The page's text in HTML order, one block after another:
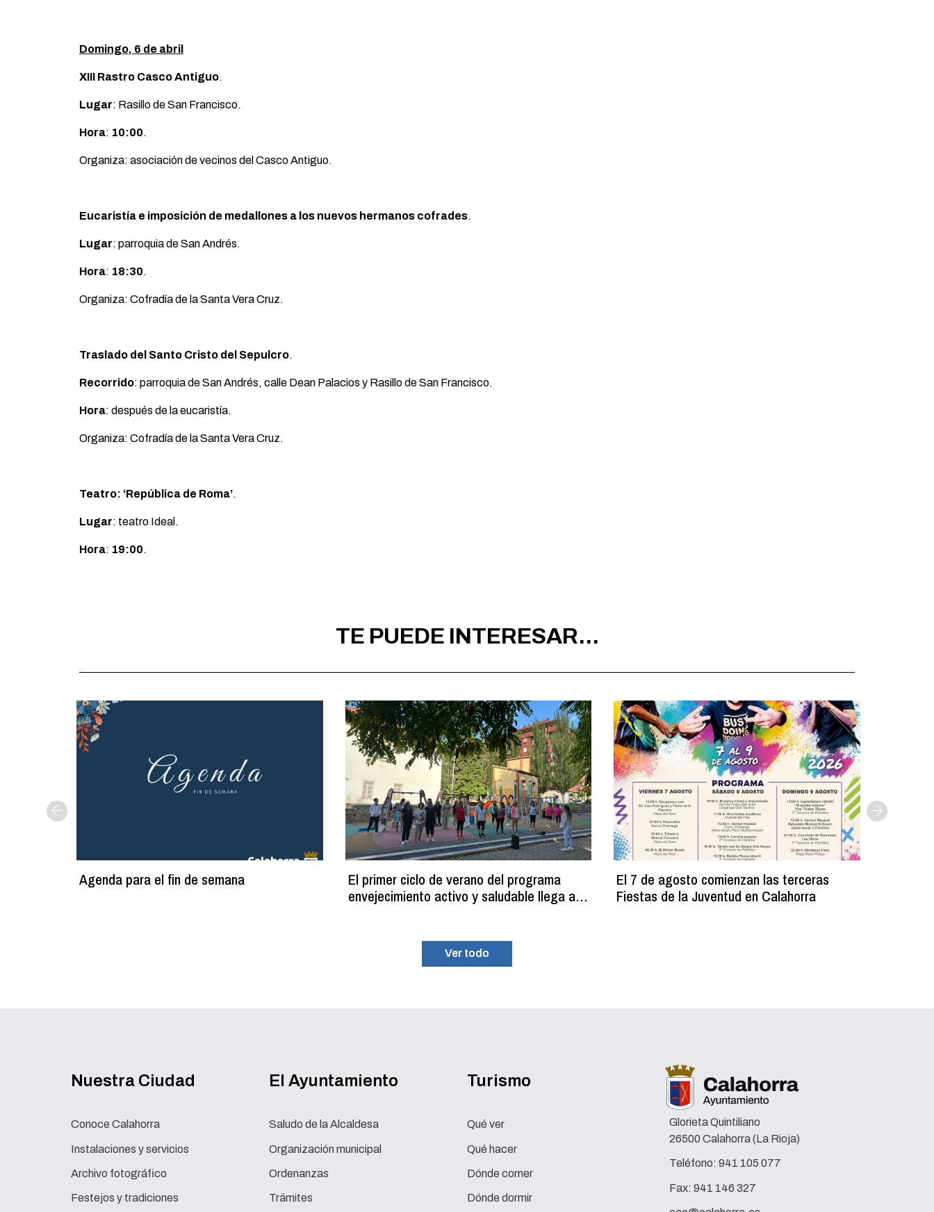
Domingo, 6 de abril
XIII Rastro Casco Antiguo.
Lugar: Rasillo de San Francisco.
Hora: 10:00.
Organiza: asociación de vecinos del Casco Antiguo.
Eucaristía e imposición de medallones a los nuevos hermanos cofrades.
Lugar: parroquia de San Andrés.
Hora: 18:30.
Organiza: Cofradía de la Santa Vera Cruz.
Traslado del Santo Cristo del Sepulcro.
Recorrido: parroquia de San Andrés, calle Dean Palacios y Rasillo de San Francisco.
Hora: después de la eucaristía.
Organiza: Cofradía de la Santa Vera Cruz.
Teatro: ‘República de Roma’.
Lugar: teatro Ideal.
Hora: 19:00.
TE PUEDE INTERESAR...
Agenda para el fin de semana
El primer ciclo de verano del programa
envejecimiento activo y saludable llega a
El 7 de agosto comienzan las terceras
Fiestas de la Juventud en Calahorra
Ver todo
Nuestra Ciudad
Conoce Calahorra
Instalaciones y servicios
Archivo fotográfico
Festejos y tradiciones
El Ayuntamiento
Saludo de la Alcaldesa
Organización municipal
Ordenanzas
Trámites
Turismo
Qué ver
Qué hacer
Dónde comer
Dónde dormir
Glorieta Quintiliano
26500 Calahorra (La Rioja)
Teléfono: 941 105 077
Fax: 941 146 327